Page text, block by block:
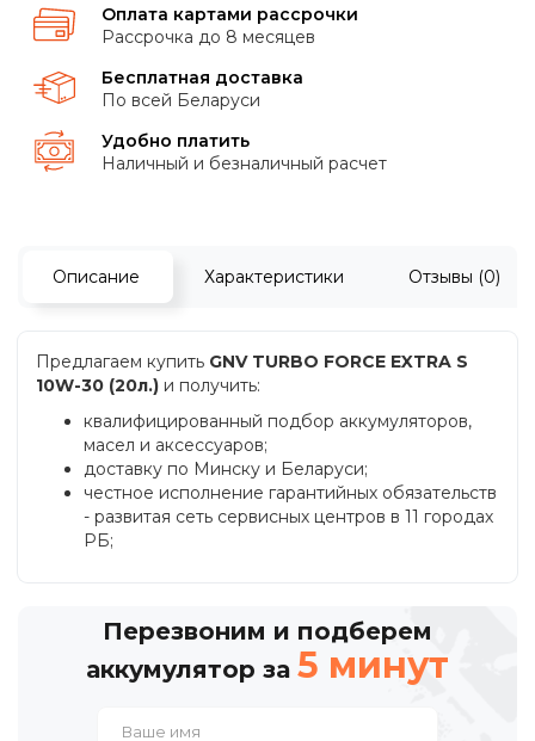
Оплата картами рассрочки
Рассрочка до 8 месяцев
Бесплатная доставка
По всей Беларуси
Удобно платить
Наличный и безналичный расчет
Описание Характеристики Отзывы (0)
Предлагаем купить GNV TURBO FORCE EXTRA S
10W-30 (20л.) и получить:
квалифицированный подбор аккумуляторов,
масел и аксессуаров;
доставку по Минску и Беларуси;
честное исполнение гарантийных обязательств
- развитая сеть сервисных центров в 11 городах
РБ;
Перезвоним и подберем
аккумулятор за 5 минут